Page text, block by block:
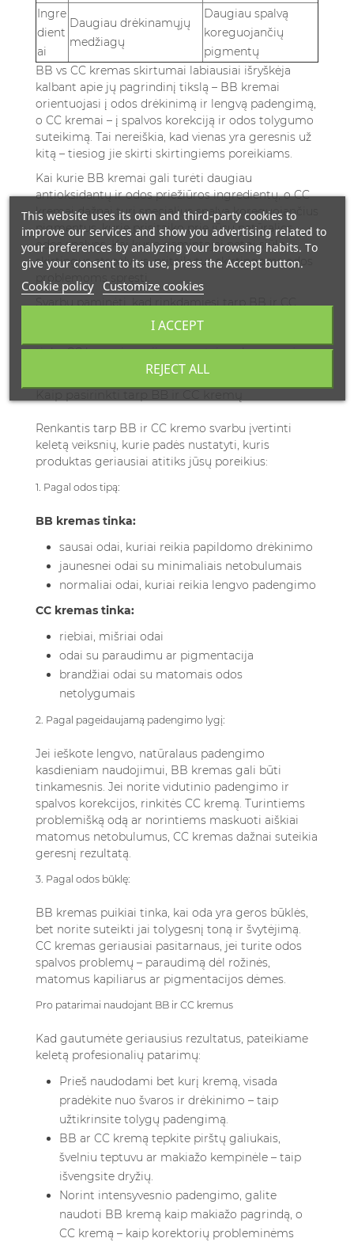
Ingre
dient
ai
Daugiau drėkinamųjų
medžiagų
Daugiau spalvą
koreguojančių
pigmentų
BB vs CC kremas skirtumai labiausiai išryškėja
kalbant apie jų pagrindinį tikslą – BB kremai
orientuojasi į odos drėkinimą ir lengvą padengimą,
o CC kremai – į spalvos korekciją ir odos tolygumo
suteikimą. Tai nereiškia, kad vienas yra geresnis už
kitą – tiesiog jie skirti skirtingiems poreikiams.
Kai kurie BB kremai gali turėti daugiau
antioksidantų ir odos priežiūros ingredientų, o CC
kremai dažnai turi specialius spalvą koreguojančius
pigmentus, kurie prisitaiko prie jūsų natūralios
odos spalvos. Kai kurie gamintojai netgi siūlo
skirtingus atspalvius, pritaikytus skirtingoms odos
problemoms spręsti.
Svarbu paminėti, kad rinkdamiesi tarp BB ir CC
kremo, turėtumėte atsižvelgti ir į savo odos tipą.
tinka CC kremai, nes jie paprastai yra lengvesnės
tekstūros ir mažiau užkemša poras.
Renkantis tarp BB ir CC kremo svarbu įvertinti
keletą veiksnių, kurie padės nustatyti, kuris
produktas geriausiai atitiks jūsų poreikius:
1. Pagal odos tipą:
BB kremas tinka:
sausai odai, kuriai reikia papildomo drėkinimo
jaunesnei odai su minimaliais netobulumais
normaliai odai, kuriai reikia lengvo padengimo
CC kremas tinka:
riebiai, mišriai odai
odai su paraudimu ar pigmentacija
brandžiai odai su matomais odos
netolygumais
2. Pagal pageidaujamą padengimo lygį:
Jei ieškote lengvo, natūralaus padengimo
kasdieniam naudojimui, BB kremas gali būti
tinkamesnis. Jei norite vidutinio padengimo ir
spalvos korekcijos, rinkitės CC kremą. Turintiems
problemišką odą ar norintiems maskuoti aiškiai
matomus netobulumus, CC kremas dažnai suteikia
geresnį rezultatą.
3. Pagal odos būklę:
BB kremas puikiai tinka, kai oda yra geros būklės,
bet norite suteikti jai tolygesnį toną ir švytėjimą.
CC kremas geriausiai pasitarnaus, jei turite odos
spalvos problemų – paraudimą dėl rožinės,
matomus kapiliarus ar pigmentacijos dėmes.
Pro patarimai naudojant BB ir CC kremus
Kad gautumėte geriausius rezultatus, pateikiame
keletą profesionalių patarimų:
Prieš naudodami bet kurį kremą, visada
pradėkite nuo švaros ir drėkinimo – taip
užtikrinsite tolygų padengimą.
BB ar CC kremą tepkite pirštų galiukais,
švelniu teptuvu ar makiažo kempinėle – taip
išvengsite dryžių.
Norint intensyvesnio padengimo, galite
naudoti BB kremą kaip makiažo pagrindą, o
CC kremą – kaip korektorių probleminėms
This website uses its own and third-party cookies to
improve our services and show you advertising related to
your preferences by analyzing your browsing habits. To
give your consent to its use, press the Accept button.
Cookie policy Customize cookies
REJECT ALL
I ACCEPT